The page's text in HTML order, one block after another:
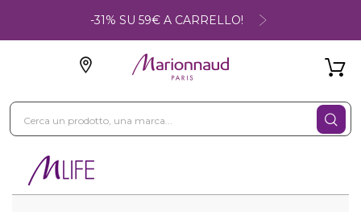
-31% SU 59€ A CARRELLO!